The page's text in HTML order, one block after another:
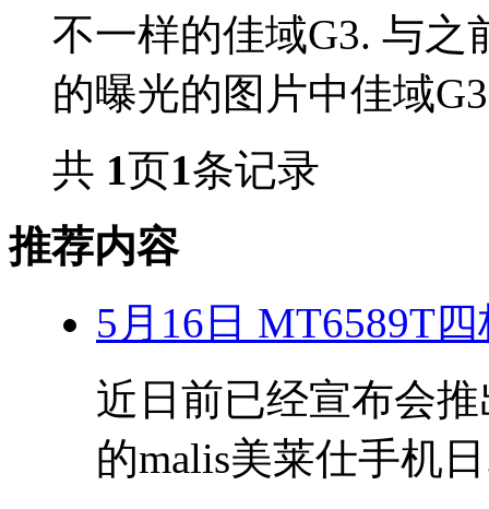
不一样的佳域G3. 与
的曝光的图片中佳域
共 1页1条记录
推荐内容
5月16日 MT6589T
近日前已经宣布会
的malis美莱仕手机